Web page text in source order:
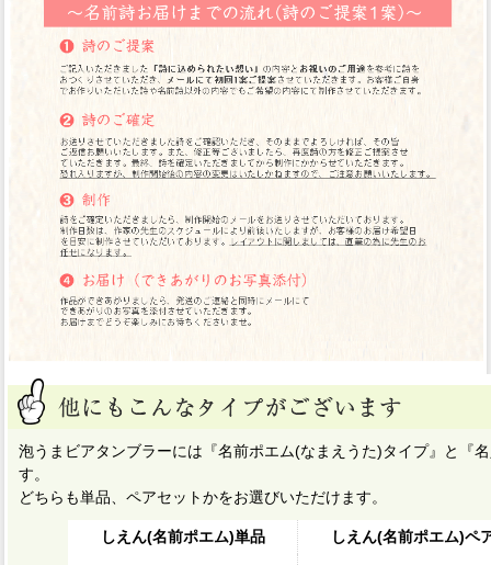
泡うまビアタンブラーには『名前ポエム(なまえうた)タイプ』と『
す。
どちらも単品、ペアセットかをお選びいただけます。
しえん(名前ポエム)単品 しえん(名前ポエム)ペ